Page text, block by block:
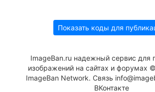
Показать коды для
ImageBan.ru надежный сервис для
изображений на сайтах и форумах
ImageBan Network. Связь
ВКонтакте